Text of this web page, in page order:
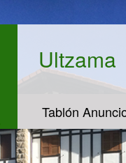
Ultzama
Tablón